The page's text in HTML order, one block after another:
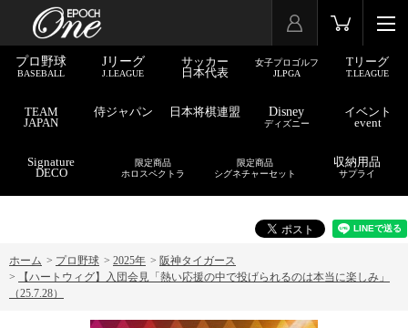
プロ野球
BASEBALL
Jリーグ
J.LEAGUE
サッカー
日本代表
女子プロゴルフ
JLPGA
Tリーグ
T.LEAGUE
TEAM
JAPAN
侍ジャパン 日本将棋連盟 Disney
ディズニー
イベント
event
Signature
DECO
限定商品
ホロスペクトラ
限定商品
シグネチャーセット
収納用品
サプライ
ホーム > プロ野球 > 2025年 > 阪神タイガース
>
【ハートウィグ】入団会見「熱い応援の中で投げられるのは本当に楽しみ」
（25.7.28）